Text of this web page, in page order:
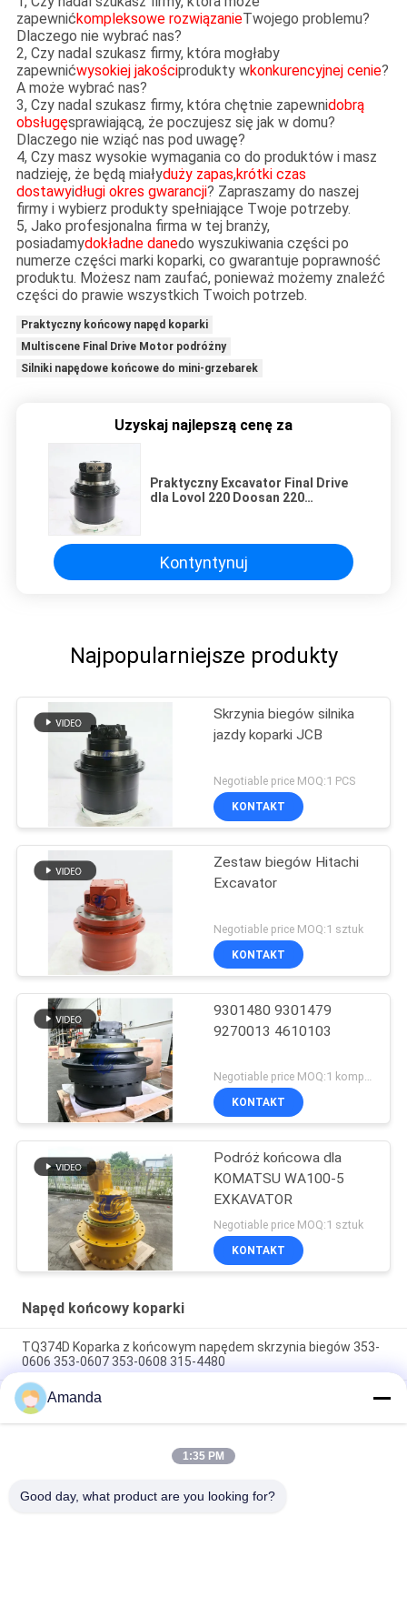
zapewnićkompleksowe rozwiązanieTwojego problemu?
Dlaczego nie wybrać nas?
2, Czy nadal szukasz firmy, która mogłaby
zapewnićwysokiej jakościprodukty wkonkurencyjnej cenie?
A może wybrać nas?
3, Czy nadal szukasz firmy, która chętnie zapewnidobrą
obsługęsprawiającą, że poczujesz się jak w domu?
Dlaczego nie wziąć nas pod uwagę?
4, Czy masz wysokie wymagania co do produktów i masz
nadzieję, że będą miałyduży zapas,krótki czas
dostawyidługi okres gwarancji? Zapraszamy do naszej
firmy i wybierz produkty spełniające Twoje potrzeby.
5, Jako profesjonalna firma w tej branży,
posiadamydokładne danedo wyszukiwania części po
numerze części marki koparki, co gwarantuje poprawność
produktu. Możesz nam zaufać, ponieważ możemy znaleźć
części do prawie wszystkich Twoich potrzeb.
Praktyczny końcowy napęd koparki
Multiscene Final Drive Motor podróżny
Silniki napędowe końcowe do mini-grzebarek
Uzyskaj najlepszą cenę za
Praktyczny Excavator Final Drive
dla Lovol 220 Doosan 220
Kontyntynuj
Najpopularniejsze produkty
Skrzynia biegów silnika
jazdy koparki JCB
Negotiable price MOQ:1 PCS
KONTAKT
Zestaw biegów Hitachi
Excavator
Negotiable price MOQ:1 sztuk
KONTAKT
9301480 9301479
9270013 4610103
Negotiable price MOQ:1 komputery
KONTAKT
Podróż końcowa dla
KOMATSU WA100-5
EXKAVATOR
Negotiable price MOQ:1 sztuk
KONTAKT
Napęd końcowy koparki
TQ374D Koparka z końcowym napędem skrzynia biegów 353-
0606 353-0607 353-0608 315-4480
353-0528 333-3036 Koparnia, napęd końcowy, silnik
hydrauliczny TQ345D TQ349D
Hydrauliczny silnik napędowy Danfoss BMVT41 można
dostosować do ładowarek gąsienicowych o sterowaniu
Amanda
1:35 PM
Good day, what product are you looking for?